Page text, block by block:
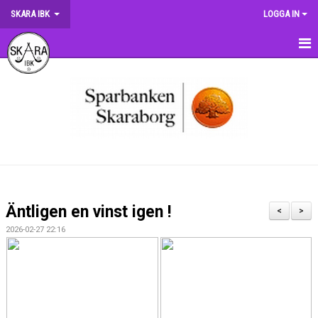
SKARA IBK LOGGA IN
HEM
KRONMATCHEN
>
<
Äntligen en vinst igen !
2026-02-27 22:16